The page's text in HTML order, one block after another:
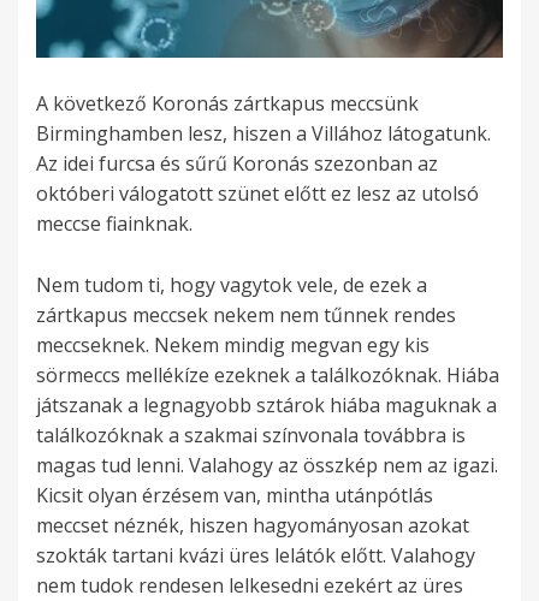
A következő Koronás zártkapus meccsünk
Birminghamben lesz, hiszen a Villához látogatunk.
Az idei furcsa és sűrű Koronás szezonban az
októberi válogatott szünet előtt ez lesz az utolsó
meccse fiainknak.
Nem tudom ti, hogy vagytok vele, de ezek a
zártkapus meccsek nekem nem tűnnek rendes
meccseknek. Nekem mindig megvan egy kis
sörmeccs mellékíze ezeknek a találkozóknak. Hiába
játszanak a legnagyobb sztárok hiába maguknak a
találkozóknak a szakmai színvonala továbbra is
magas tud lenni. Valahogy az összkép nem az igazi.
Kicsit olyan érzésem van, mintha utánpótlás
meccset néznék, hiszen hagyományosan azokat
szokták tartani kvázi üres lelátók előtt. Valahogy
nem tudok rendesen lelkesedni ezekért az üres